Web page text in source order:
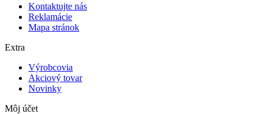
Kontaktujte nás
Reklamácie
Mapa stránok
Extra
Výrobcovia
Akciový tovar
Novinky
Môj účet